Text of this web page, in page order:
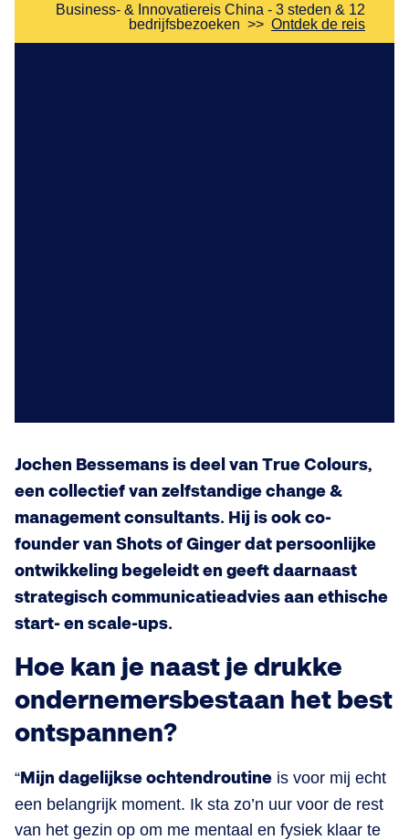
Business- & Innovatiereis China - 3 steden & 12
bedrijfsbezoeken >> Ontdek de reis
Jochen Bessemans is deel van True Colours,
een collectief van zelfstandige change &
management consultants. Hij is ook co-
founder van Shots of Ginger dat persoonlijke
ontwikkeling begeleidt en geeft daarnaast
strategisch communicatieadvies aan ethische
start- en scale-ups.
Hoe kan je naast je drukke
ondernemersbestaan het best
ontspannen?
“Mijn dagelijkse ochtendroutine is voor mij echt
een belangrijk moment. Ik sta zo’n uur voor de rest
van het gezin op om me mentaal en fysiek klaar te